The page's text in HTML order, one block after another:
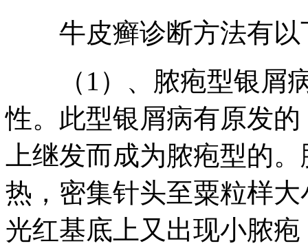
牛皮癣诊断方法有以
（1）、脓疱型银屑病
性。此型银屑病有原发
上继发而成为脓疱型的
热，密集针头至粟粒样
光红基底上又出现小脓